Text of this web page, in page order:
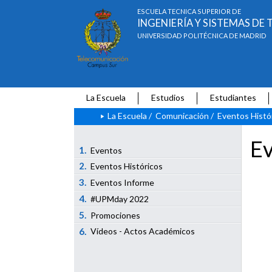
ESCUELA TÉCNICA SUPERIOR DE
INGENIERÍA Y SISTEMAS
UNIVERSIDAD POLITÉCNICA DE MADRID
La Escuela Estudios
Estudiantes
La Escuela / Comunicación / Eventos
1. Eventos
2. Eventos Históricos
3. Eventos Informe
4. #UPMday 2022
5. Promociones
6. Vídeos - Actos Académicos